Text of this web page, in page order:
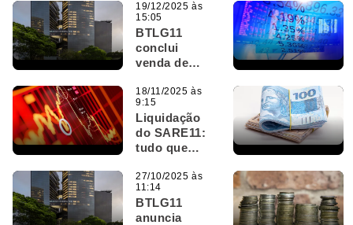
ganho de R$
46 milhões
BTLG11
conclui
venda de
corporativos;
confira lucro
e impacto na
receita
19/12/2025 às
15:05
Liquidação
do SARE11:
tudo que
saber sobre o
encerramento
do FII
18/11/2025 às
9:15
BTLG11
anuncia
27/10/2025 às
11:14